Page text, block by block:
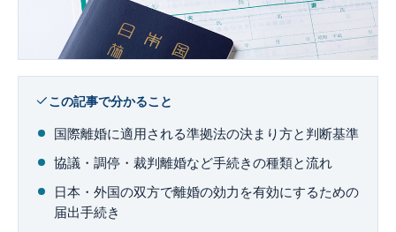
この記事で分かること
国際離婚に適用される準拠法の決まり方と判断基準
協議・調停・裁判離婚など手続きの種類と流れ
日本・外国の双方で離婚の効力を有効にするための
届出手続き